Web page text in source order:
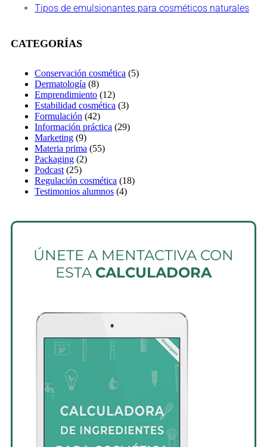
Tipos de emulsionantes para cosméticos naturales
CATEGORÍAS
Conservación cosmética (5)
Dermatología (8)
Emprendimiento (12)
Estabilidad cosmética (3)
Formulación (42)
Información práctica (29)
Marketing (9)
Materia prima (55)
Packaging (2)
Podcast (25)
Regulación cosmética (18)
Testimonios alumnos (4)
ÚNETE A MENTACTIVA CON
ESTA CALCULADORA